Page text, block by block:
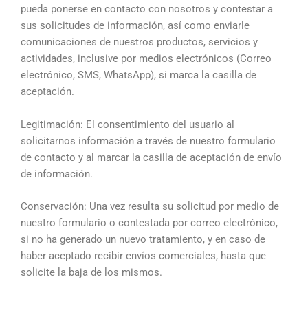
pueda ponerse en contacto con nosotros y contestar a
sus solicitudes de información, así como enviarle
comunicaciones de nuestros productos, servicios y
actividades, inclusive por medios electrónicos (Correo
electrónico, SMS, WhatsApp), si marca la casilla de
aceptación.
Legitimación: El consentimiento del usuario al
solicitarnos información a través de nuestro formulario
de contacto y al marcar la casilla de aceptación de envío
de información.
Conservación: Una vez resulta su solicitud por medio de
nuestro formulario o contestada por correo electrónico,
si no ha generado un nuevo tratamiento, y en caso de
haber aceptado recibir envíos comerciales, hasta que
solicite la baja de los mismos.